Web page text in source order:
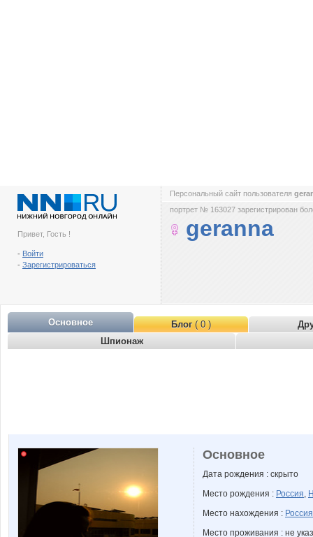
Привет, Гость !
- Войти
- Зарегистрироваться
Персональный сайт пользователя
портрет № 163027 зарегистрирован
geranna
Основное Блог( 0 )
Шпионаж
Основное
Дата рождения : скрыто
Место рождения : Россия,
Место нахождения : Россия
Место проживания : не